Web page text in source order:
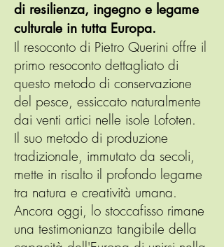
di resilienza, ingegno e legame
culturale in tutta Europa.
Il resoconto di Pietro Querini offre il
primo resoconto dettagliato di
questo metodo di conservazione
del pesce, essiccato naturalmente
dai venti artici nelle isole Lofoten.
Il suo metodo di produzione
tradizionale, immutato da secoli,
mette in risalto il profondo legame
tra natura e creatività umana.
Ancora oggi, lo stoccafisso rimane
una testimonianza tangibile della